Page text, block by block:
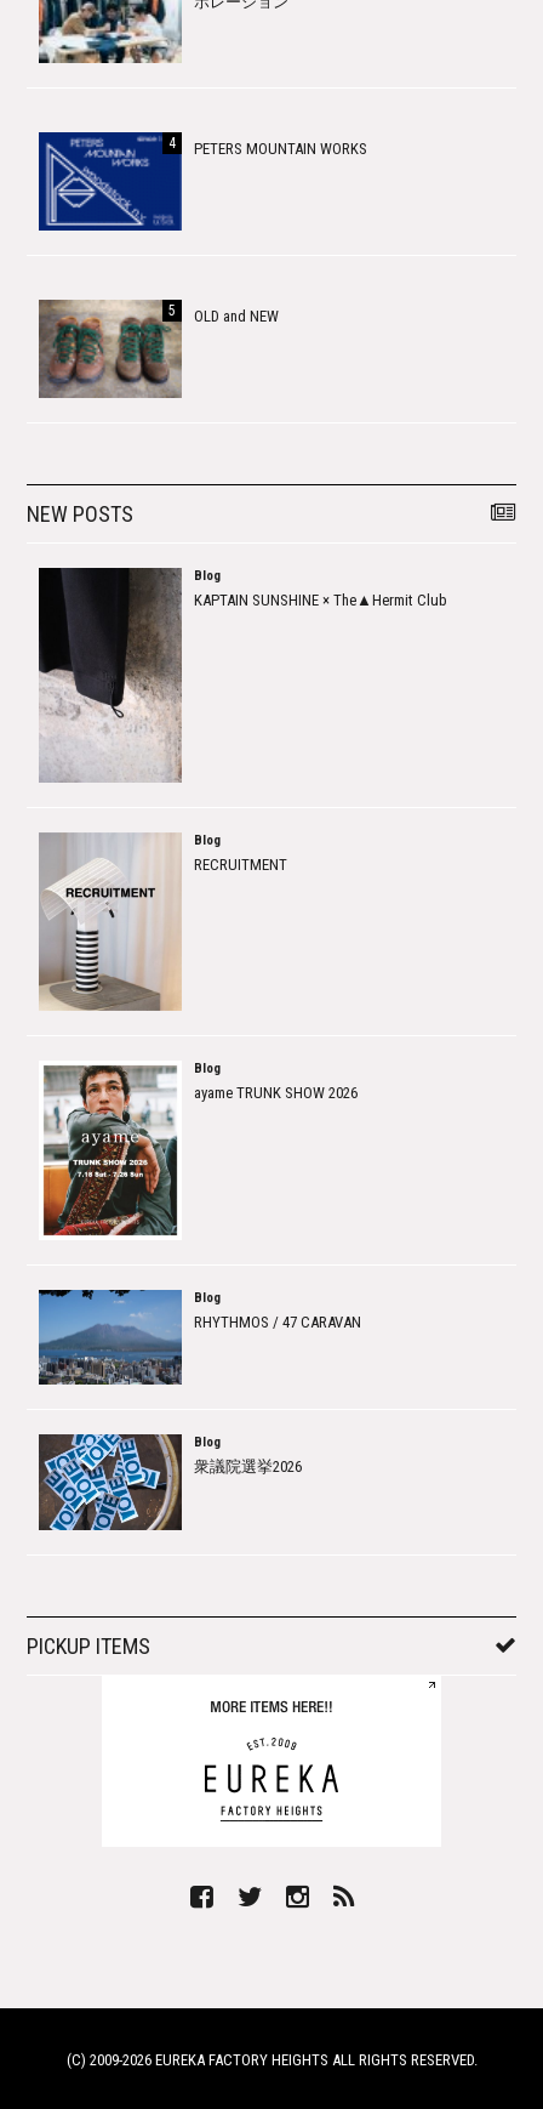
PETERS MOUNTAIN WORKS
OLD and NEW
NEW POSTS
Blog
KAPTAIN SUNSHINE × The▲Hermit Club
Blog
RECRUITMENT
Blog
ayame TRUNK SHOW 2026
Blog
RHYTHMOS / 47 CARAVAN
Blog
衆議院選挙2026
PICKUP ITEMS
(C) 2009-2026 EUREKA FACTORY HEIGHTS ALL RIGHTS RESERVED.